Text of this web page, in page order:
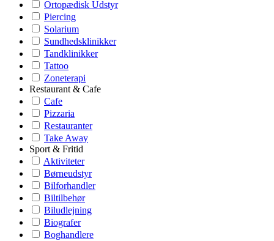
Ortopædisk Udstyr
Piercing
Solarium
Sundhedsklinikker
Tandklinikker
Tattoo
Zoneterapi
Restaurant & Cafe
Cafe
Pizzaria
Restauranter
Take Away
Sport & Fritid
Aktiviteter
Børneudstyr
Bilforhandler
Biltilbehør
Biludlejning
Biografer
Boghandlere